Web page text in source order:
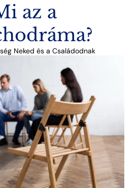
az a
Neked és a Családodnak